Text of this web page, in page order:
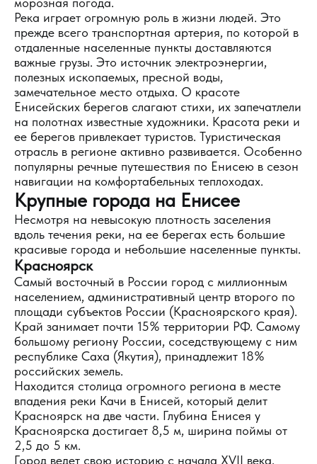
Река играет огромную роль в жизни людей. Это
прежде всего транспортная артерия, по которой в
отдаленные населенные пункты доставляются
важные грузы. Это источник электроэнергии,
полезных ископаемых, пресной воды,
замечательное место отдыха. О красоте
Енисейских берегов слагают стихи, их запечатлели
на полотнах известные художники. Красота реки и
ее берегов привлекает туристов. Туристическая
отрасль в регионе активно развивается. Особенно
популярны речные путешествия по Енисею в сезон
навигации на комфортабельных теплоходах.
Крупные города на Енисее
Несмотря на невысокую плотность заселения
вдоль течения реки, на ее берегах есть большие
красивые города и небольшие населенные пункты.
Красноярск
Самый восточный в России город с миллионным
населением, административный центр второго по
площади субъектов России (Красноярского края).
Край занимает почти 15% территории РФ. Самому
большому региону России, соседствующему с ним
республике Саха (Якутия), принадлежит 18%
российских земель.
Находится столица огромного региона в месте
впадения реки Качи в Енисей, который делит
Красноярск на две части. Глубина Енисея у
Красноярска достигает 8,5 м, ширина поймы от
2,5 до 5 км.
Город ведет свою историю с начала XVII века,